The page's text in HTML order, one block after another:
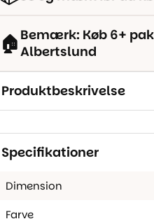
🏠 Bemærk: Køb 6+
Albertslund
Produktbeskrivelse
Specifikationer
Dimension
Farve